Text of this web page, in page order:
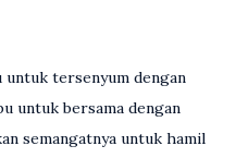
untuk tersenyum dengan
untuk bersama dengan
semangatnya untuk hamil